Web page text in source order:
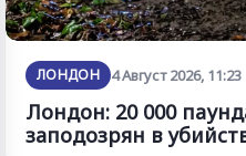
ЛОНДОН 4 Август 2026, 11:23
Лондон: 20 000
заподозрян в